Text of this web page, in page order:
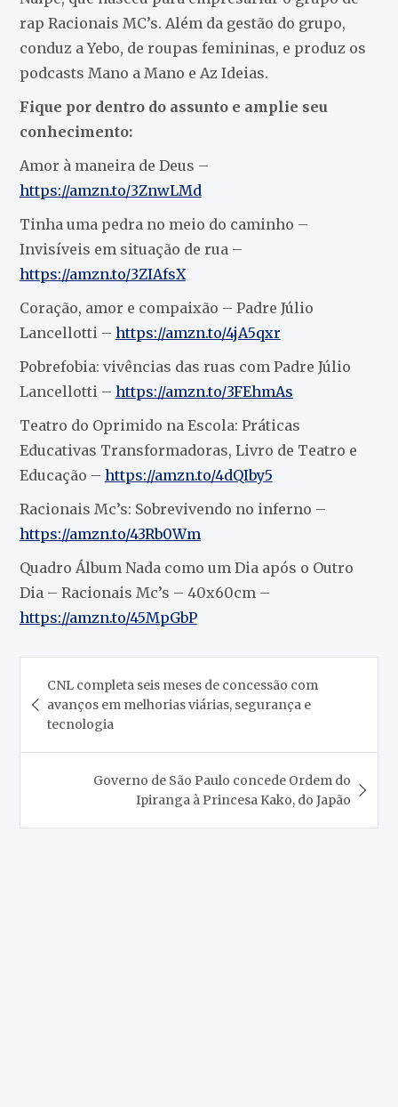
rap Racionais MC’s. Além da gestão do grupo,
conduz a Yebo, de roupas femininas, e produz os
podcasts Mano a Mano e Az Ideias.
Fique por dentro do assunto e amplie seu
conhecimento:
Amor à maneira de Deus –
https://amzn.to/3ZnwLMd
Tinha uma pedra no meio do caminho –
Invisíveis em situação de rua –
https://amzn.to/3ZIAfsX
Coração, amor e compaixão – Padre Júlio
Lancellotti – https://amzn.to/4jA5qxr
Pobrefobia: vivências das ruas com Padre Júlio
Lancellotti – https://amzn.to/3FEhmAs
Teatro do Oprimido na Escola: Práticas
Educativas Transformadoras, Livro de Teatro e
Educação – https://amzn.to/4dQIby5
Racionais Mc’s: Sobrevivendo no inferno –
https://amzn.to/43Rb0Wm
Quadro Álbum Nada como um Dia após o Outro
Dia – Racionais Mc’s – 40x60cm –
https://amzn.to/45MpGbP
de
Post
CNL completa seis meses de concessão com
avanços em melhorias viárias, segurança e
tecnologia
Governo de São Paulo concede Ordem do
Ipiranga à Princesa Kako, do Japão